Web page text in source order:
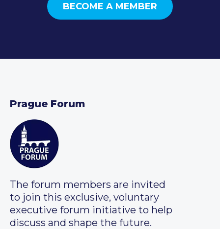
BECOME A MEMBER
Prague Forum
The forum members are invited
to join this exclusive, voluntary
executive forum initiative to help
discuss and shape the future.